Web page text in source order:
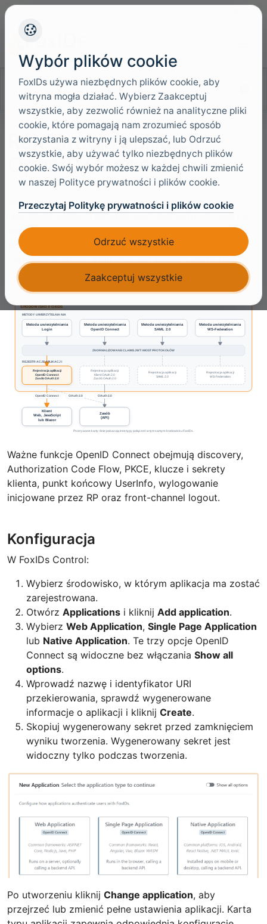
Szukaj w dokumentacji
Rejestracja aplikacji
OpenID Connect
Rejestracja aplikacjiOpenID Connectw FoxIDs
natywnej uwierzytelnianie użytkowników za
pośrednictwem FoxIDs oraz odbieranie tokenów ID i
tokenów dostępu. Aplikacja jest Relying Party (RP), a
FoxIDs jest OpenID Provider (OP).
Ważne funkcje OpenID Connect obejmują discovery,
Authorization Code Flow, PKCE, klucze i sekrety
klienta, punkt końcowy UserInfo, wylogowanie
inicjowane przez RP oraz front-channel logout.
Konfiguracja
W FoxIDs Control:
Wybierz środowisko, w którym aplikacja ma zostać
zarejestrowana.
Otwórz Applications i kliknij Add application.
Wybierz Web Application, Single Page Application
lub Native Application. Te trzy opcje OpenID
Connect są widoczne bez włączania Show all
options.
Wprowadź nazwę i identyfikator URI
przekierowania, sprawdź wygenerowane
informacje o aplikacji i kliknij Create.
Skopiuj wygenerowany sekret przed zamknięciem
wyniku tworzenia. Wygenerowany sekret jest
widoczny tylko podczas tworzenia.
Po utworzeniu kliknij Change application, aby
przejrzeć lub zmienić pełne ustawienia aplikacji. Karta
Wybór plików cookie
FoxIDs używa niezbędnych plików cookie, aby
witryna mogła działać. Wybierz Zaakceptuj
wszystkie, aby zezwolić również na analityczne pliki
cookie, które pomagają nam zrozumieć sposób
korzystania z witryny i ją ulepszać, lub Odrzuć
wszystkie, aby używać tylko niezbędnych plików
cookie. Swój wybór możesz w każdej chwili zmienić
w naszej Polityce prywatności i plików cookie.
Przeczytaj Politykę prywatności i plików cookie
Odrzuć wszystkie
Zaakceptuj wszystkie